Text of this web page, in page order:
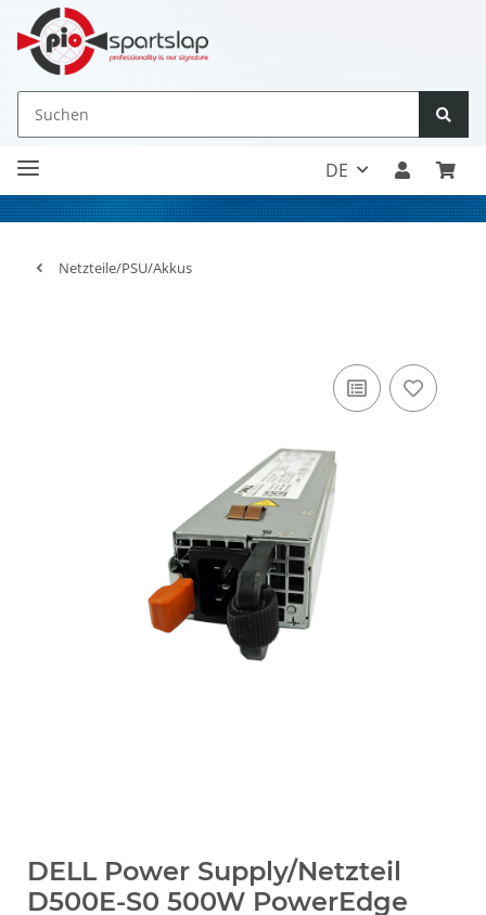
DE
Netzteile/PSU/Akkus
DELL Power Supply/Netzteil
D500E-S0 500W PowerEdge